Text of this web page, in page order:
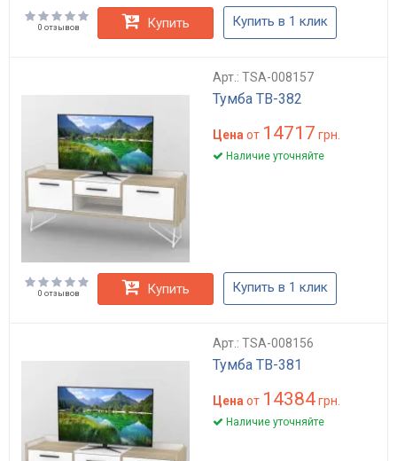
0 отзывов Купить Купить в 1 клик
Арт.: TSA-008157
Тумба ТВ-382
Цена от 14717 грн.
Наличие уточняйте
0 отзывов Купить Купить в 1 клик
Арт.: TSA-008156
Тумба ТВ-381
Цена от 14384грн.
Наличие уточняйте